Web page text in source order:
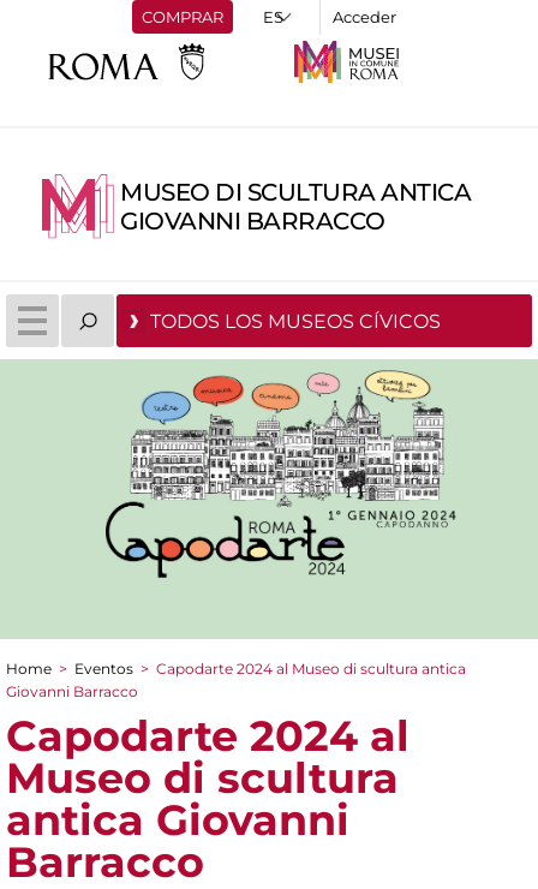
COMPRAR Acceder
MUSEO DI SCULTURA ANTICA
GIOVANNI BARRACCO
TODOS LOS MUSEOS CÍVICOS
You are here
Home > Eventos > Capodarte 2024 al Museo di scultura antica
Giovanni Barracco
Capodarte 2024 al
Museo di scultura
antica Giovanni
Barracco